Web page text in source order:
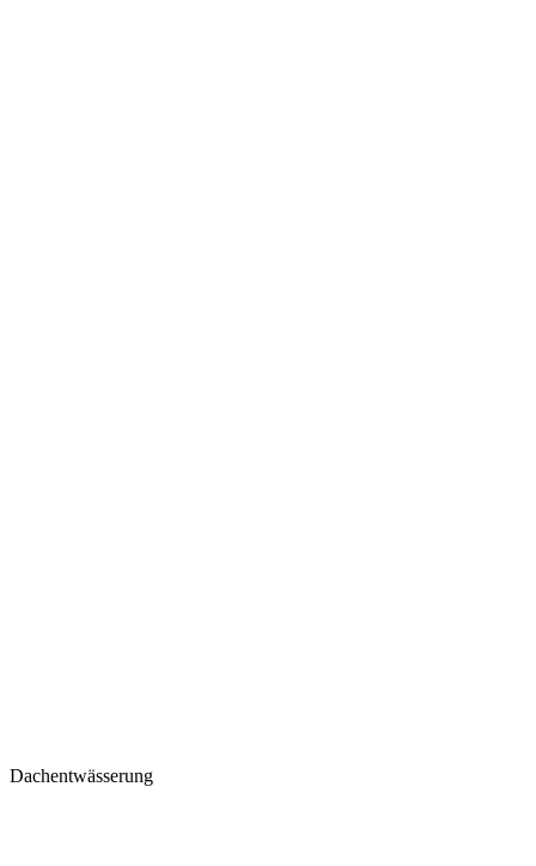
Dachentwässerung